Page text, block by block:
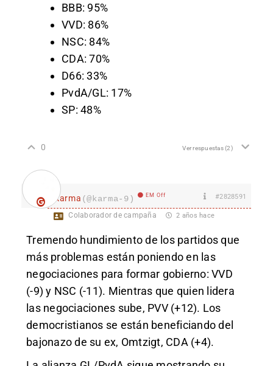
BBB: 95%
VVD: 86%
NSC: 84%
CDA: 70%
D66: 33%
PvdA/GL: 17%
SP: 48%
0 Ver respuestas(2)
karma (@karma-9) EM Off #2828591
Colaborador de campaña 2 años hace
Tremendo hundimiento de los partidos que
más problemas están poniendo en las
negociaciones para formar gobierno: VVD
(-9) y NSC (-11). Mientras que quien lidera
las negociaciones sube, PVV (+12). Los
democristianos se están beneficiando del
bajonazo de su ex, Omtzigt, CDA (+4).